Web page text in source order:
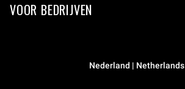
VOOR BEDRIJVEN
Nederland | Netherlands